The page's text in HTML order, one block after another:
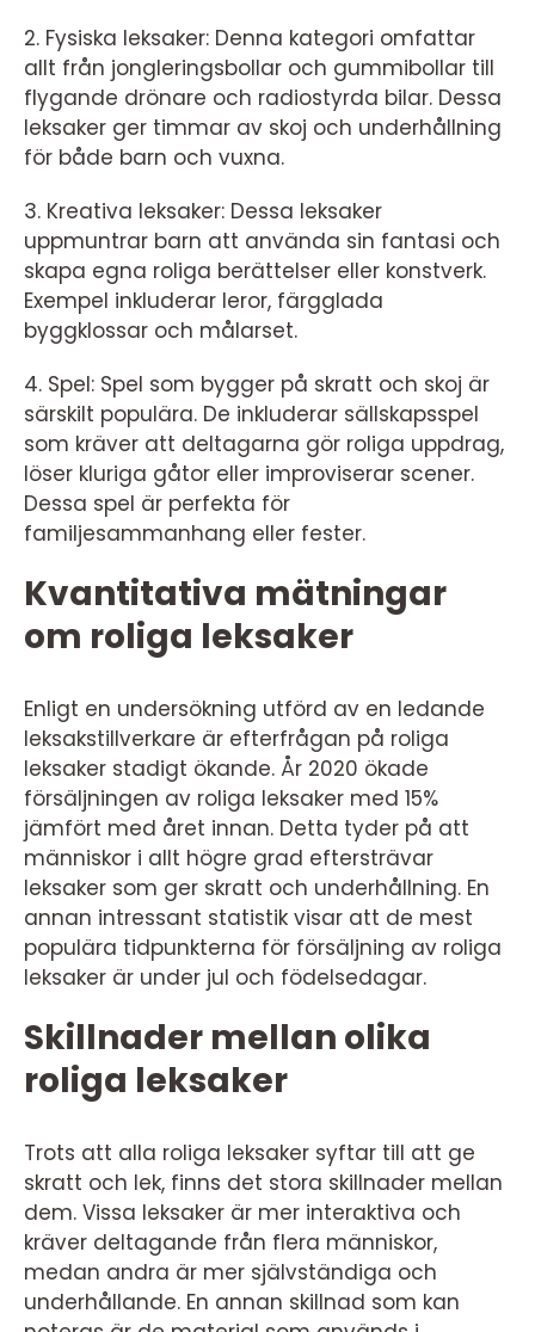
2. Fysiska leksaker: Denna kategori omfattar
allt från jongleringsbollar och gummibollar till
flygande drönare och radiostyrda bilar. Dessa
leksaker ger timmar av skoj och underhållning
för både barn och vuxna.
3. Kreativa leksaker: Dessa leksaker
uppmuntrar barn att använda sin fantasi och
skapa egna roliga berättelser eller konstverk.
Exempel inkluderar leror, färgglada
byggklossar och målarset.
4. Spel: Spel som bygger på skratt och skoj är
särskilt populära. De inkluderar sällskapsspel
som kräver att deltagarna gör roliga uppdrag,
löser kluriga gåtor eller improviserar scener.
Dessa spel är perfekta för
familjesammanhang eller fester.
Kvantitativa mätningar
om roliga leksaker
Enligt en undersökning utförd av en ledande
leksakstillverkare är efterfrågan på roliga
leksaker stadigt ökande. År 2020 ökade
försäljningen av roliga leksaker med 15%
jämfört med året innan. Detta tyder på att
människor i allt högre grad eftersträvar
leksaker som ger skratt och underhållning. En
annan intressant statistik visar att de mest
populära tidpunkterna för försäljning av roliga
leksaker är under jul och födelsedagar.
Skillnader mellan olika
roliga leksaker
Trots att alla roliga leksaker syftar till att ge
skratt och lek, finns det stora skillnader mellan
dem. Vissa leksaker är mer interaktiva och
kräver deltagande från flera människor,
medan andra är mer självständiga och
underhållande. En annan skillnad som kan